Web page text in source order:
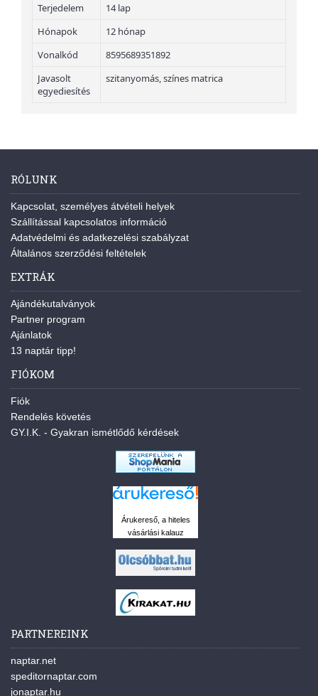
Terjedelem
14 lap
Hónapok
12 hónap
Vonalkód
8595689351892
Javasolt
egyediesítés
szitanyomás, színes matrica
RÓLUNK
Kapcsolat, személyes átvételi helyek
Szállítással kapcsolatos információ
Adatvédelmi és adatkezelési szabályzat
Általános szerződési feltételek
EXTRÁK
Ajándékutalványok
Partner program
Ajánlatok
13 naptár tipp!
FIÓKOM
Fiók
Rendelés követés
GY.I.K. - Gyakran ismétlődő kérdések
Árukereső, a hiteles
vásárlási kalauz
PARTNEREINK
naptar.net
speditornaptar.com
jonaptar.hu